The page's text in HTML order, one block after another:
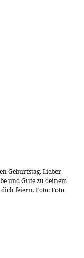
Geburtstag. Lieber
und Gute zu deinem
feiern. Foto: Foto